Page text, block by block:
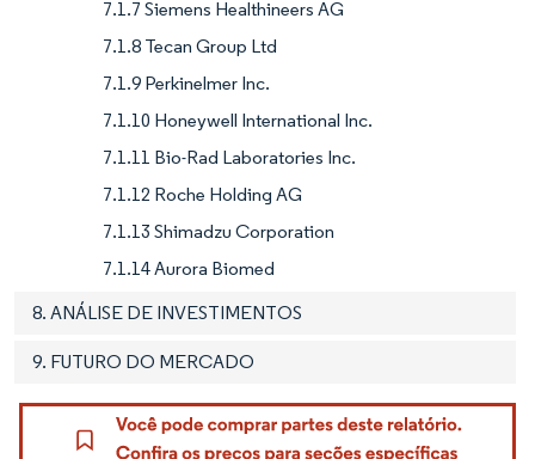
7.1.7 Siemens Healthineers AG
7.1.8 Tecan Group Ltd
7.1.9 Perkinelmer Inc.
7.1.10 Honeywell International Inc.
7.1.11 Bio-Rad Laboratories Inc.
7.1.12 Roche Holding AG
7.1.13 Shimadzu Corporation
7.1.14 Aurora Biomed
8. ANÁLISE DE INVESTIMENTOS
9. FUTURO DO MERCADO